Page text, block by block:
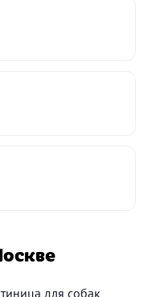
для собак